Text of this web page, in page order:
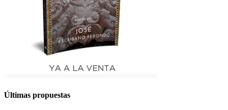
Últimas propuestas